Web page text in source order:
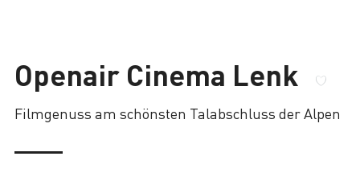
Openair Cinema Lenk
Filmgenuss am schönsten Talabschluss der Alpen